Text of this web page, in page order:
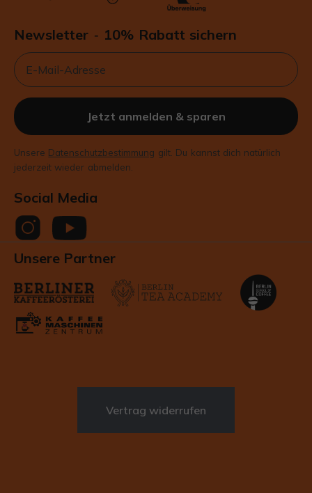
und mindestens 5 Minuten ziehen lassen. Im
Glaskanne für 1 Liter Tee 1 x orangefarbener
Eiswürfel und Dekoration sind
Newsletter - 10% Rabatt sichern
Email
Jetzt anmelden & sparen
Unsere Datenschutzbestimmung gilt. Du kannst dich natürlich
jederzeit wieder abmelden.
Social Media
Unsere Partner
Vertrag widerrufen